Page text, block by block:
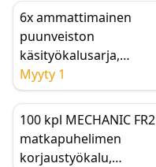
6x ammattimainen
puunveiston
käsityökalusarja,
käsityöpuutyökalut,
korkeahiiliteräs,
aloittelijoille
Myyty 1
100 kpl MECHANIC FR2
matkapuhelimen
korjaustyökalu,